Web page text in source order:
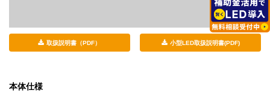
取扱説明書（PDF） 小型LED取扱説明書(PDF)
本体仕様